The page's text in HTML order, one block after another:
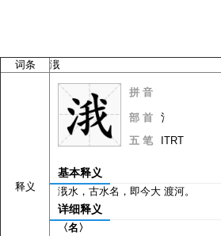
词条 涐
释义
拼 音
部 首 氵
五 笔
ITRT
基本释义
涐水，古水名，即今大 渡河。
详细释义
〈名〉